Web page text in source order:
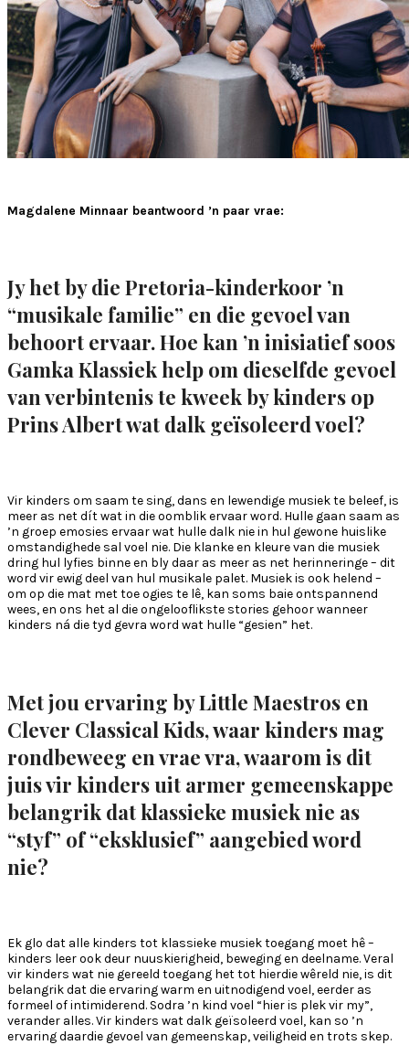
Magdalene Minnaar beantwoord ’n paar vrae:
Jy het by die Pretoria-kinderkoor ’n
“musikale familie” en die gevoel van
behoort ervaar. Hoe kan ’n inisiatief soos
Gamka Klassiek help om dieselfde gevoel
van verbintenis te kweek by kinders op
Prins Albert wat dalk geïsoleerd voel?
Vir kinders om saam te sing, dans en lewendige musiek te beleef, is
meer as net dít wat in die oomblik ervaar word. Hulle gaan saam as
’n groep emosies ervaar wat hulle dalk nie in hul gewone huislike
omstandighede sal voel nie. Die klanke en kleure van die musiek
dring hul lyfies binne en bly daar as meer as net herinneringe – dit
word vir ewig deel van hul musikale palet. Musiek is ook helend –
om op die mat met toe ogies te lê, kan soms baie ontspannend
wees, en ons het al die ongelooflikste stories gehoor wanneer
kinders ná die tyd gevra word wat hulle “gesien” het.
Met jou ervaring by Little Maestros en
Clever Classical Kids, waar kinders mag
rondbeweeg en vrae vra, waarom is dit
juis vir kinders uit armer gemeenskappe
belangrik dat klassieke musiek nie as
“styf” of “eksklusief” aangebied word
nie?
Ek glo dat alle kinders tot klassieke musiek toegang moet hê –
kinders leer ook deur nuuskierigheid, beweging en deelname. Veral
vir kinders wat nie gereeld toegang het tot hierdie wêreld nie, is dit
belangrik dat die ervaring warm en uitnodigend voel, eerder as
formeel of intimiderend. Sodra ’n kind voel “hier is plek vir my”,
verander alles. Vir kinders wat dalk geïsoleerd voel, kan so ’n
ervaring daardie gevoel van gemeenskap, veiligheid en trots skep.